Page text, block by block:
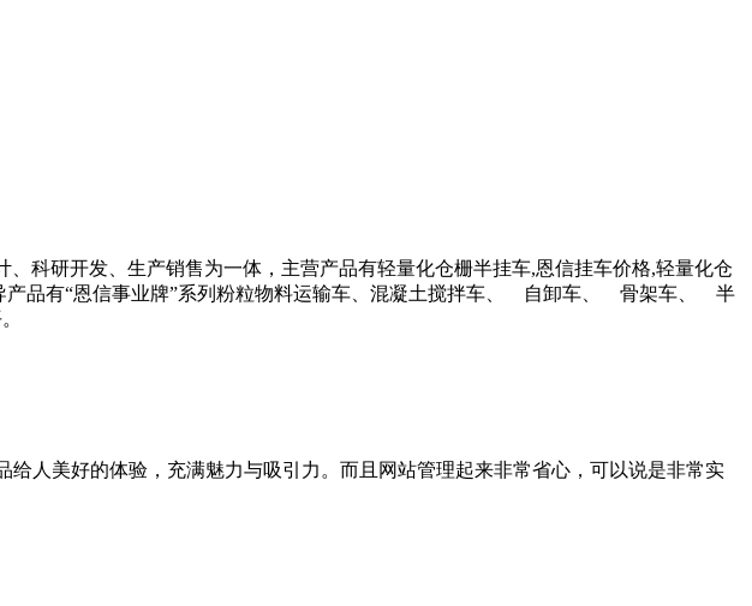
科研开发、生产销售为一体，主营产品有轻量化仓栅半挂车,恩信挂车价格,轻量化仓
产品有“恩信事业牌”系列粉粒物料运输车、混凝土搅拌车、 自卸车、 骨架车、 半
人美好的体验，充满魅力与吸引力。而且网站管理起来非常省心，可以说是非常实